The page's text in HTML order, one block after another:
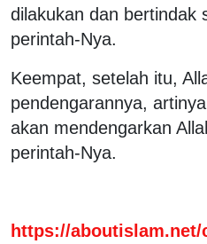
dilakukan dan bertindak
perintah-Nya.
Keempat, setelah itu,
pendengarannya,
akan mendengarkan
perintah-Nya.
https://